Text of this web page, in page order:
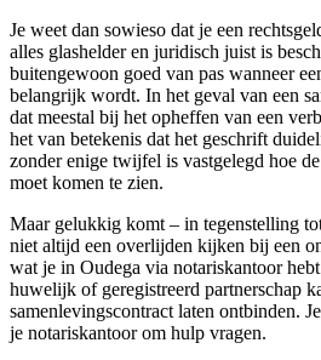
Je weet dan sowieso dat je een
alles glashelder en juridisch juist is
buitengewoon goed van pas wanneer
belangrijk wordt. In het geval van een
dat meestal bij het opheffen van een
het van betekenis dat het geschrift
zonder enige twijfel is vastgelegd hoe
moet komen te zien.
Maar gelukkig komt – in tegenstelling
niet altijd een overlijden kijken bij een
wat je in Oudega via notariskantoor
huwelijk of geregistreerd partnerschap
samenlevingscontract laten ontbinden.
je notariskantoor om hulp vragen.